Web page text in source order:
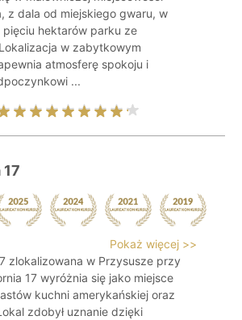
z dala od miejskiego gwaru, w
pięciu hektarów parku ze
w zabytkowym
atmosferę spokoju i
...
Pokaż więcej >>
zlokalizowana w Przysusze przy
17 wyróżnia się jako miejsce
kuchni amerykańskiej oraz
zdobył uznanie dzięki